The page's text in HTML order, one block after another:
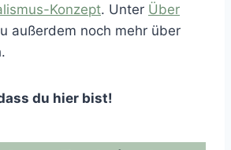
Konzept. Unter Über
außerdem noch mehr über
du hier bist!